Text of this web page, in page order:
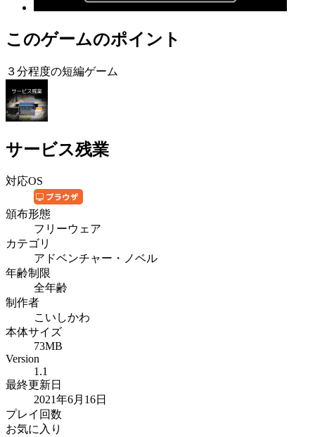
このゲームのポイント
３分程度の短編ゲーム
サービス残業
対応OS
頒布形態
フリーウェア
カテゴリ
アドベンチャー・ノベル
年齢制限
全年齢
制作者
こいしかわ
本体サイズ
73MB
Version
1.1
最終更新日
2021年6月16日
プレイ回数
お気に入り